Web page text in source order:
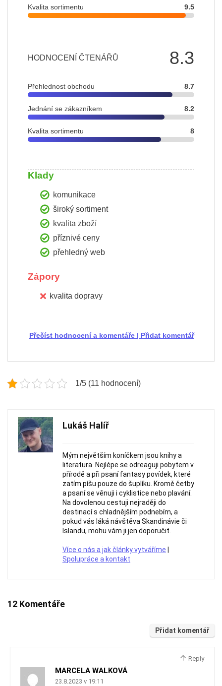
Kvalita sortimentu 9.5
8.3
HODNOCENÍ ČTENÁŘŮ
Přehlednost obchodu 8.7
Jednání se zákazníkem 8.2
Kvalita sortimentu 8
Klady
komunikace
široký sortiment
kvalita zboží
příznivé ceny
přehledný web
Zápory
kvalita dopravy
Přidat komentář
|
Přečíst hodnocení a komentáře
1/5 (11 hodnocení)
Lukáš Halíř
Mým největším koníčkem jsou knihy a
literatura. Nejlépe se odreaguji pobytem v
přírodě a při psaní fantasy povídek, které
zatím píšu pouze do šuplíku. Kromě četby
a psaní se věnuji i cyklistice nebo plavání.
Na dovolenou cestuji nejraději do
destinací s chladnějším podnebím, a
pokud vás láká návštěva Skandinávie či
Islandu, mohu vám ji jen doporučit.
Více o nás a jak články vytváříme
Spolupráce a kontakt
12 Komentáře
Přidat komentář
Reply
MARCELA WALKOVÁ
23.8.2023 v 19:11